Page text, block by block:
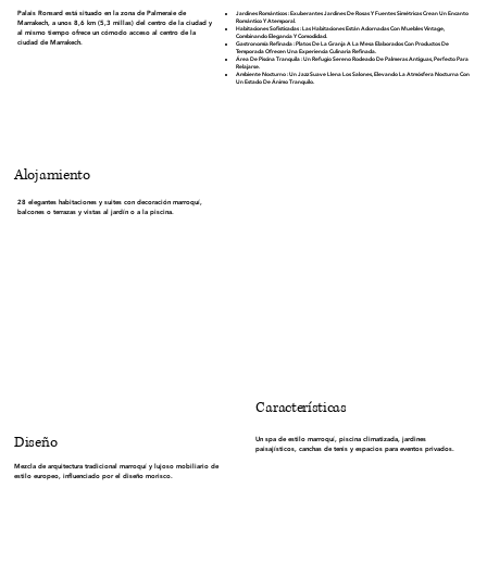
Palais Ronsard está situado en la zona de Palmeraie de
Marrakech, a unos 8,6 km (5,3 millas) del centro de la ciudad y
al mismo tiempo ofrece un cómodo acceso al centro de la
ciudad de Marrakech.
Diseño
Mezcla de arquitectura tradicional marroquí y lujoso mobiliario de
estilo europeo, influenciado por el diseño morisco.
Alojamiento
28 elegantes habitaciones y suites con decoración marroquí,
balcones o terrazas y vistas al jardín o a la piscina.
Características
Un spa de estilo marroquí, piscina climatizada, jardines
paisajísticos, canchas de tenis y espacios para eventos privados.
Jardines Románticos: Exuberantes Jardines De Rosas Y Fuentes Simétricas Crean Un Encanto
Romántico Y Atemporal.
Habitaciones Sofisticadas: Las Habitaciones Están Adornadas Con Muebles Vintage,
Combinando Elegancia Y Comodidad.
Gastronomía Refinada: Platos De La Granja A La Mesa Elaborados Con Productos De
Temporada Ofrecen Una Experiencia Culinaria Refinada.
Área De Piscina Tranquila: Un Refugio Sereno Rodeado De Palmeras Antiguas, Perfecto Para
Relajarse.
Ambiente Nocturno: Un Jazz Suave Llena Los Salones, Elevando La Atmósfera Nocturna Con
Un Estado De Ánimo Tranquilo.